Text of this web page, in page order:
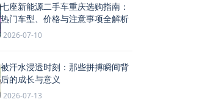
七座新能源二手车重庆选购指南：
热门车型、价格与注意事项全解析
2026-07-10
被汗水浸透时刻：那些拼搏瞬间背
后的成长与意义
2026-07-13